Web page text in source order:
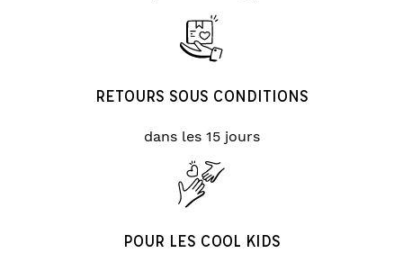
RETOURS SOUS CONDITIONS
dans les 15 jours
POUR LES COOL KIDS